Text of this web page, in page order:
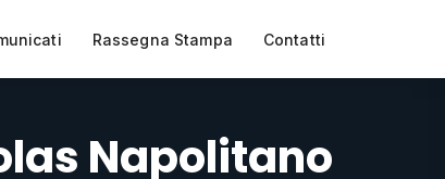
Rassegna Stampa Contatti
Napolitano